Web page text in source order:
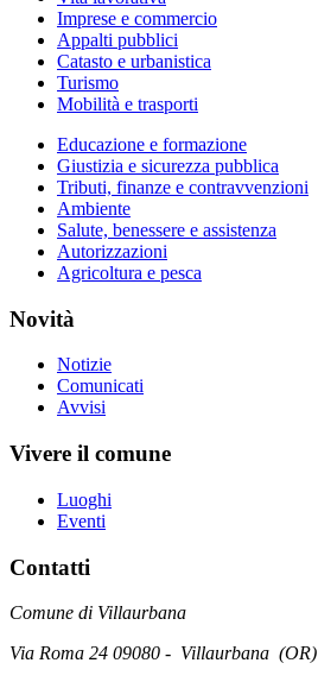
Imprese e commercio
Appalti pubblici
Catasto e urbanistica
Turismo
Mobilità e trasporti
Educazione e formazione
Giustizia e sicurezza pubblica
Tributi, finanze e contravvenzioni
Ambiente
Salute, benessere e assistenza
Autorizzazioni
Agricoltura e pesca
Novità
Notizie
Comunicati
Avvisi
Vivere il comune
Luoghi
Eventi
Contatti
Comune di Villaurbana
Via Roma 24 09080 - Villaurbana (OR)